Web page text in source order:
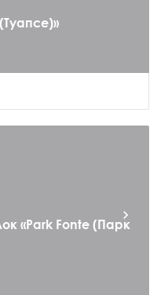
«Park Fonte (Парк